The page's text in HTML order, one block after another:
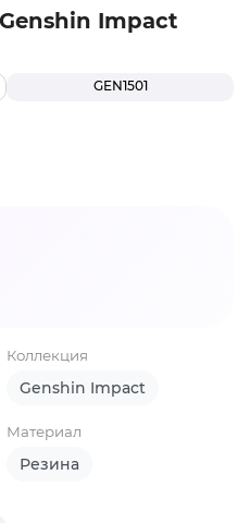
Impact
GEN1501
Коллекция
Genshin Impact
Материал
Резина